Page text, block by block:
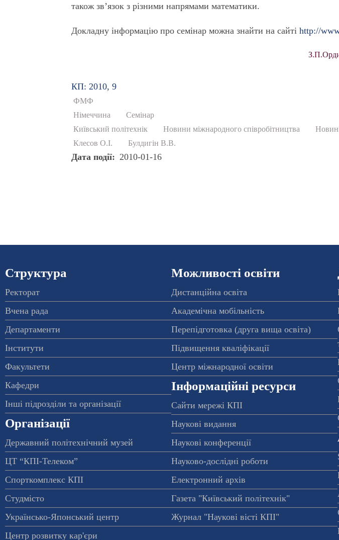
також зв’язок з різними напрямами математики.
Докладну інформацію про семінар можна знайти на сайті http://
КП: 2010, 9
ФМФ
Німеччина
Семінар
Київський політехнік
Новини міжнародного співробітництва
Клесов О.І.
Булдигін В.В.
Дата події 2010-01-16
Структура
Ректорат
Вчена рада
Департаменти
Інститути
Факультети
Кафедри
Інші підрозділи та організації
Організації
Державний політехнічний музей
ЦТ “КПІ-Телеком”
Спорткомплекс КПІ
Студмісто
Українсько-Японський центр
Центр розвитку кар'єри
Можливості освіти
Дистанційна освіта
Академічна мобільність
Перепідготовка (друга вища освіта)
Підвищення кваліфікації
Центр міжнародної освіти
Інформаційні ресурси
Сайти мережі КПІ
Наукові видання
Наукові конференції
Науково-дослідні роботи
Електронний архів
Газета "Київський політехнік"
Журнал "Наукові вісті КПІ"